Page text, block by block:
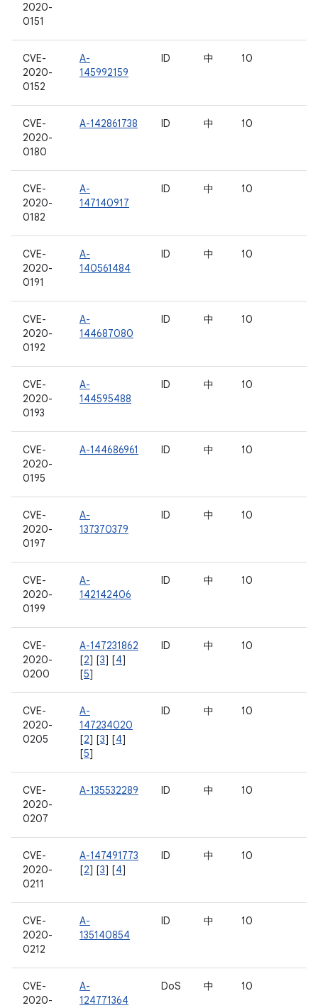
2020-
0151
CVE-
2020-
0152
A-
145992159
ID 中 10
CVE-
2020-
0180
A-142861738 ID 中 10
CVE-
2020-
0182
A-
147140917
ID 中 10
CVE-
2020-
0191
A-
140561484
ID 中 10
CVE-
2020-
0192
A-
144687080
ID 中 10
CVE-
2020-
0193
A-
144595488
ID 中 10
CVE-
2020-
0195
A-144686961 ID 中 10
CVE-
2020-
0197
A-
137370379
ID 中 10
CVE-
2020-
0199
A-
142142406
ID 中 10
CVE-
2020-
0200
A-147231862
[2] [3] [4]
[5]
ID 中 10
CVE-
2020-
0205
A-
147234020
[2] [3] [4]
[5]
ID 中 10
CVE-
2020-
0207
A-135532289 ID 中 10
CVE-
2020-
0211
A-147491773
[2] [3] [4]
ID 中 10
CVE-
2020-
0212
A-
135140854
ID 中 10
CVE-
2020-
A-
124771364
DoS 中 10